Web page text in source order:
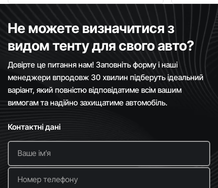
Не можете визначитися з
видом тенту для свого авто?
Довірте це питання нам! Заповніть форму і наші
менеджери впродовж 30 хвилин підберуть ідеальний
варіант, який повністю відповідатиме всім вашим
вимогам та надійно захищатиме автомобіль.
Контактні дані
Ваше імʼя
Номер телефону